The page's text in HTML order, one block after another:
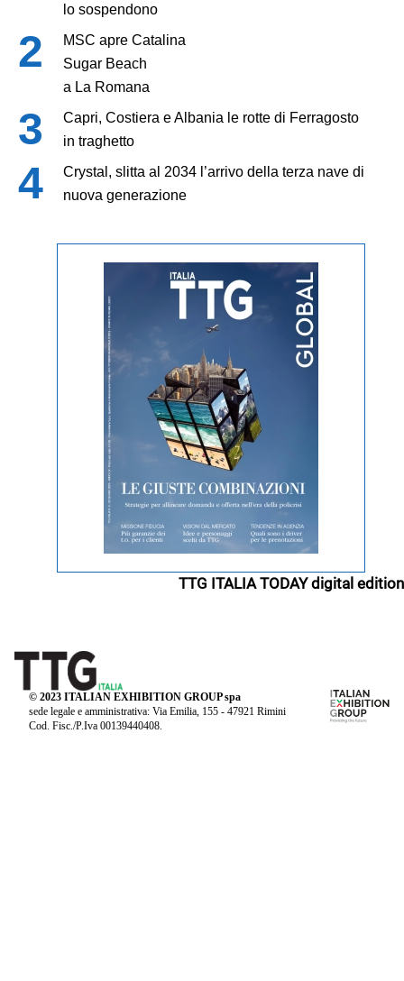
lo sospendono
MSC apre Catalina
Sugar Beach
a La Romana
Capri, Costiera e Albania le rotte di Ferragosto
in traghetto
Crystal, slitta al 2034 l’arrivo della terza nave di
nuova generazione
TTG ITALIA TODAY digital edition
© 2023 ITALIAN EXHIBITION GROUP spa
sede legale e amministrativa: Via Emilia, 155 - 47921 Rimini
Cod. Fisc./P.Iva 00139440408.